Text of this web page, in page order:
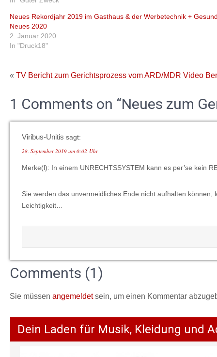
Neues Rekordjahr 2019 im Gasthaus & der Werbetechnik +
Neues 2020
2. Januar 2020
In "Druck18"
« TV Bericht zum Gerichtsprozess vom ARD/MDR Video
1 Comments on “Neues zum
Viribus-Unitis sagt:
28. September 2019 um 0:02 Uhr
Merke(l): In einem UNRECHTSSYSTEM kann es per’se kein
Sie werden das unvermeidliches Ende nicht aufhalten
Leichtigkeit…
Comments (1)
Sie müssen angemeldetsein, um einen Kommentar
Dein Laden für Musik, Kleidung und